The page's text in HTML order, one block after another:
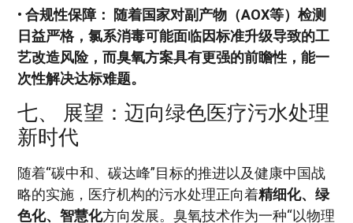
• 合规性保障：
随着国家对副产物（AOX等）检测
日益严格，氯系消毒可能面临因标准升级导致的工
艺改造风险，而臭氧方案具有更强的前瞻性，能一
次性解决达标难题。
七、 展望：迈向绿色医疗污水处理
新时代
随着“碳中和、碳达峰”目标的推进以及健康中国战
略的实施，医疗机构的污水处理正向着精细化、绿
色化、智慧化方向发展。臭氧技术作为一种“以物理